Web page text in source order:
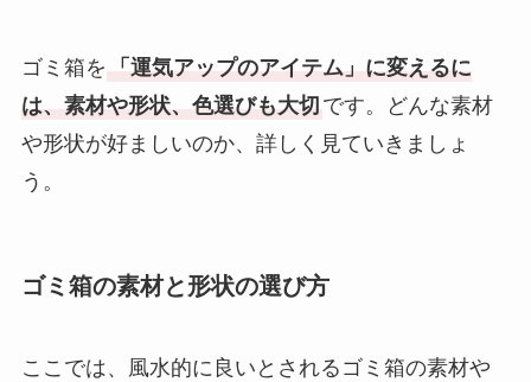
ゴミ箱を
「運気アップのアイテム」に変えるに
は、素材や形状、色選びも大切 です。どんな素材
や形状が好ましいのか、詳しく見ていきましょ
う。
ゴミ箱の素材と形状の選び方
ここでは、風水的に良いとされるゴミ箱の素材や